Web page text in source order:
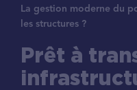
La gestion moderne du
les structures ?
Prêt à